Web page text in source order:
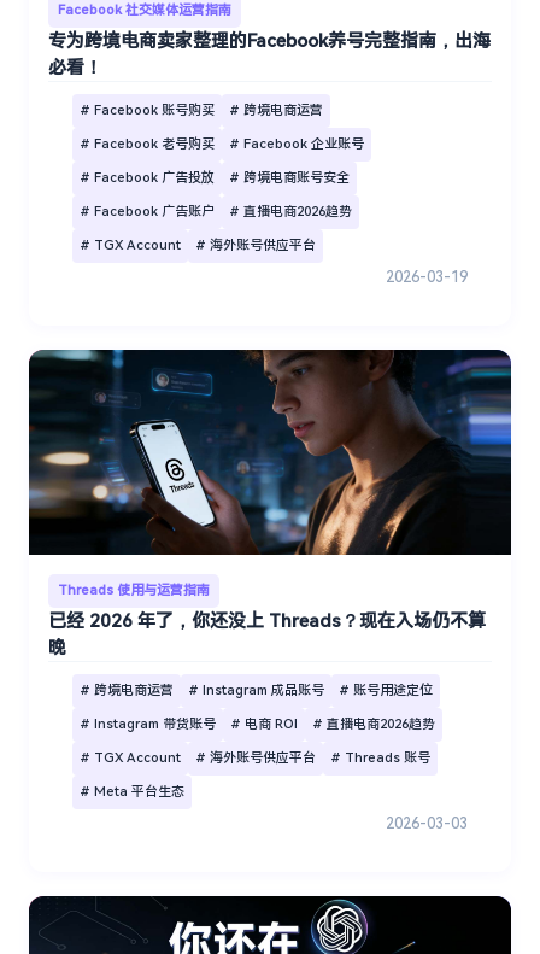
Facebook 社交媒体运营指南
专为跨境电商卖家整理的Facebook养号完整指南，出海
必看！
# Facebook 账号购买 # 跨境电商运营
# Facebook 老号购买 # Facebook 企业账号
# Facebook 广告投放 # 跨境电商账号安全
# Facebook 广告账户 # 直播电商2026趋势
# TGX Account # 海外账号供应平台
2026-03-19
Threads 使用与运营指南
已经 2026 年了，你还没上 Threads？现在入场仍不算
晚
# 跨境电商运营 # Instagram 成品账号 # 账号用途定位
# Instagram 带货账号 # 电商 ROI # 直播电商2026趋势
# TGX Account # 海外账号供应平台 # Threads 账号
# Meta 平台生态
2026-03-03